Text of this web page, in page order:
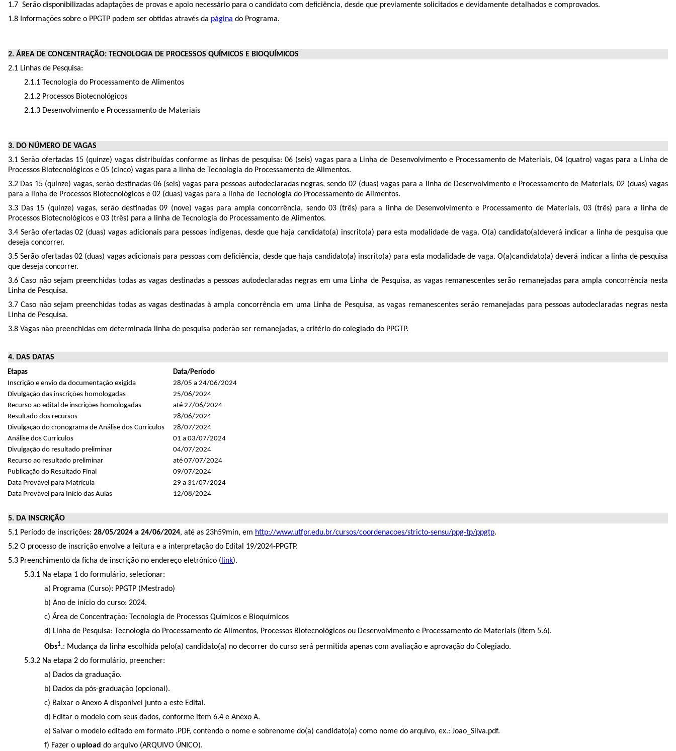
1.7 Serão disponibilizadas adaptações de provas e apoio necessário para o candidato com deﬁciência, desde que previamente solicitados e devidamente detalhados e comprovados.
1.8 Informações sobre o PPGTP podem ser obtidas através da página do Programa.
2. ÁREA DE CONCENTRAÇÃO: TECNOLOGIA DE PROCESSOS QUÍMICOS E BIOQUÍMICOS
2.1 Linhas de Pesquisa:
2.1.1 Tecnologia do Processamento de Alimentos
2.1.2 Processos Biotecnológicos
2.1.3 Desenvolvimento e Processamento de Materiais
3. DO NÚMERO DE VAGAS
3.1 Serão ofertadas 15 (quinze) vagas distribuídas conforme as linhas de pesquisa: 06 (seis) vagas para a Linha de Desenvolvimento e Processamento de Materiais, 04 (quatro) vagas para a Linha de
Processos Biotecnológicos e 05 (cinco) vagas para a linha de Tecnologia do Processamento de Alimentos.
3.2 Das 15 (quinze) vagas, serão destinadas 06 (seis) vagas para pessoas autodeclaradas negras, sendo 02 (duas) vagas para a linha de Desenvolvimento e Processamento de Materiais, 02 (duas) vagas
para a linha de Processos Biotecnológicos e 02 (duas) vagas para a linha de Tecnologia do Processamento de Alimentos.
3.3 Das 15 (quinze) vagas, serão destinadas 09 (nove) vagas para ampla concorrência, sendo 03 (três) para a linha de Desenvolvimento e Processamento de Materiais, 03 (três) para a linha de
Processos Biotecnológicos e 03 (três) para a linha de Tecnologia do Processamento de Alimentos.
3.4 Serão ofertadas 02 (duas) vagas adicionais para pessoas indígenas, desde que haja candidato(a) inscrito(a) para esta modalidade de vaga. O(a) candidato(a)deverá indicar a linha de pesquisa que
deseja concorrer.
3.5 Serão ofertadas 02 (duas) vagas adicionais para pessoas com deficiência, desde que haja candidato(a) inscrito(a) para esta modalidade de vaga. O(a)candidato(a) deverá indicar a linha de pesquisa
que deseja concorrer.
3.6 Caso não sejam preenchidas todas as vagas destinadas a pessoas autodeclaradas negras em uma Linha de Pesquisa, as vagas remanescentes serão remanejadas para ampla concorrência nesta
Linha de Pesquisa.
3.7 Caso não sejam preenchidas todas as vagas destinadas à ampla concorrência em uma Linha de Pesquisa, as vagas remanescentes serão remanejadas para pessoas autodeclaradas negras nesta
Linha de Pesquisa.
3.8 Vagas não preenchidas em determinada linha de pesquisa poderão ser remanejadas, a critério do colegiado do PPGTP.
4. DAS DATAS
Etapas
Data/Período
Inscrição e envio da documentação exigida
28/05 a 24/06/2024
Divulgação das inscrições homologadas
25/06/2024
Recurso ao edital de inscrições homologadas
até 27/06/2024
Resultado dos recursos
28/06/2024
Divulgação do cronograma de Análise dos Currículos
28/07/2024
Análise dos Currículos
01 a 03/07/2024
Divulgação do resultado preliminar
04/07/2024
Recurso ao resultado preliminar
até 07/07/2024
Publicação do Resultado Final
09/07/2024
Data Provável para Matrícula
29 a 31/07/2024
Data Provável para Início das Aulas
12/08/2024
5. DA INSCRIÇÃO
5.1 Período de inscrições: 28/05/2024 a 24/06/2024, até as 23h59min, em http://www.utfpr.edu.br/cursos/coordenacoes/stricto-sensu/ppg-tp/ppgtp.
5.2 O processo de inscrição envolve a leitura e a interpretação do Edital 19/2024-PPGTP.
5.3 Preenchimento da ficha de inscrição no endereço eletrônico ( link).
5.3.1 Na etapa 1 do formulário, selecionar:
a) Programa (Curso): PPGTP (Mestrado)
b) Ano de início do curso: 2024.
c) Área de Concentração: Tecnologia de Processos Químicos e Bioquímicos
d) Linha de Pesquisa: Tecnologia do Processamento de Alimentos, Processos Biotecnológicos ou Desenvolvimento e Processamento de Materiais (item 5.6).
Obs1.: Mudança da linha escolhida pelo(a) candidato(a) no decorrer do curso será permitida apenas com avaliação e aprovação do Colegiado.
5.3.2 Na etapa 2 do formulário, preencher:
a) Dados da graduação.
b) Dados da pós-graduação (opcional).
c) Baixar o Anexo A disponível junto a este Edital.
d) Editar o modelo com seus dados, conforme item 6.4 e Anexo A.
e) Salvar o modelo editado em formato .PDF, contendo o nome e sobrenome do(a) candidato(a) como nome do arquivo, ex.: Joao_Silva.pdf.
f) Fazer o upload do arquivo (ARQUIVO ÚNICO).